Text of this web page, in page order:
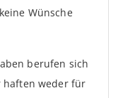
Wünsche
berufen sich
haften weder für